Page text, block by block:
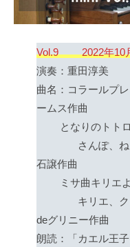
Vol.9 2022年10
演奏：重田淳美
曲名：コラールプ
ームス作曲
となりのトトロ
さんぽ、ねこ
石譲作曲
ミサ曲キリエよ
キリエ、クロ
deグリニー作曲
朗読：「カエル王